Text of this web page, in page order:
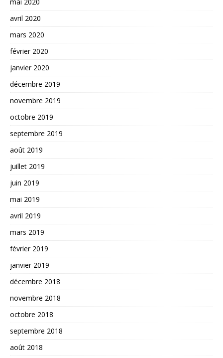
avril 2020
mars 2020
février 2020
janvier 2020
décembre 2019
novembre 2019
octobre 2019
septembre 2019
août 2019
juillet 2019
juin 2019
mai 2019
avril 2019
mars 2019
février 2019
janvier 2019
décembre 2018
novembre 2018
octobre 2018
septembre 2018
août 2018